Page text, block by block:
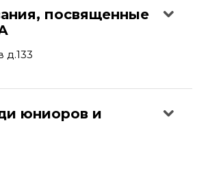
посвященные
д.133
юниоров и